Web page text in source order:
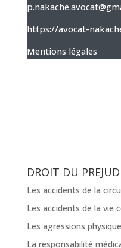
https://avocat-
Mentions légales
DROIT DU
Les accidents de la
Les accidents de la vie
Les agressions
La responsabilité